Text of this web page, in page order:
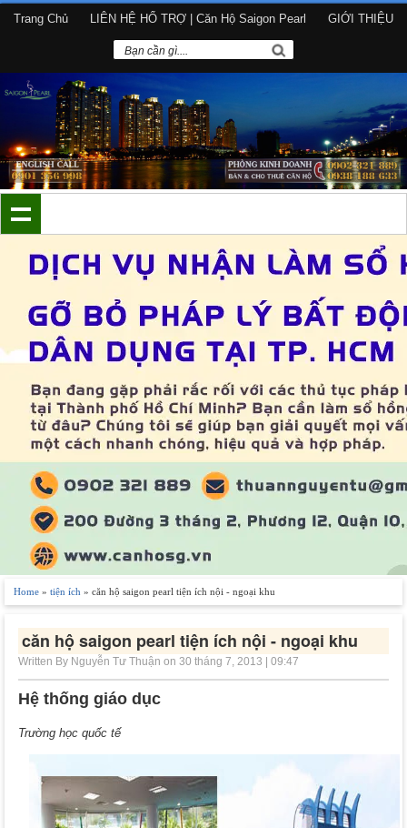
Trang Chủ LIÊN HỆ HỔ TRỢ | Căn Hộ Saigon Pearl GIỚI THIỆU
Home » tiện ích » căn hộ saigon pearl tiện ích nội - ngoại khu
căn hộ saigon pearl tiện ích nội - ngoại khu
Written By Nguyễn Tư Thuận on 30 tháng 7, 2013 | 09:47
Hệ thống giáo dục
Trường học quốc tế